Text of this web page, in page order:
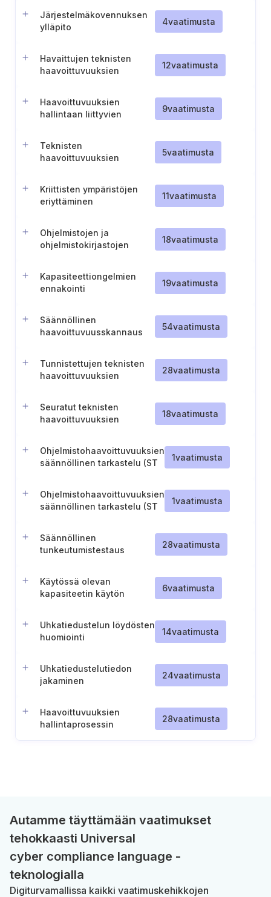
Järjestelmäkovennuksen
ylläpito
4vaatimusta
Havaittujen teknisten
haavoittuvuuksien
12vaatimusta
Haavoittuvuuksien
hallintaan liittyvien
9vaatimusta
Teknisten
haavoittuvuuksien
5vaatimusta
Kriittisten ympäristöjen
eriyttäminen
11vaatimusta
Ohjelmistojen ja
ohjelmistokirjastojen
18vaatimusta
Kapasiteettiongelmien
ennakointi
19vaatimusta
Säännöllinen
haavoittuvuusskannaus
54vaatimusta
Tunnistettujen teknisten
haavoittuvuuksien
28vaatimusta
Seuratut teknisten
haavoittuvuuksien
18vaatimusta
Ohjelmistohaavoittuvuuksien
säännöllinen tarkastelu (ST
1vaatimusta
Ohjelmistohaavoittuvuuksien
säännöllinen tarkastelu (ST
1vaatimusta
Säännöllinen
tunkeutumistestaus
28vaatimusta
Käytössä olevan
kapasiteetin käytön
6vaatimusta
Uhkatiedustelun löydösten
huomiointi
14vaatimusta
Uhkatiedustelutiedon
jakaminen
24vaatimusta
Haavoittuvuuksien
hallintaprosessin
28vaatimusta
Autamme täyttämään vaatimukset
tehokkaasti Universal
cyber compliance language -
teknologialla
Digiturvamallissa kaikki vaatimuskehikkojen